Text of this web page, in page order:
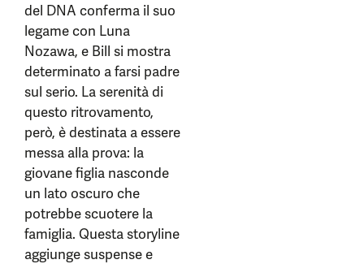
del DNA conferma il suo
legame con Luna
Nozawa, e Bill si mostra
determinato a farsi padre
sul serio. La serenità di
questo ritrovamento,
però, è destinata a essere
messa alla prova: la
giovane figlia nasconde
un lato oscuro che
potrebbe scuotere la
famiglia. Questa storyline
aggiunge suspense e